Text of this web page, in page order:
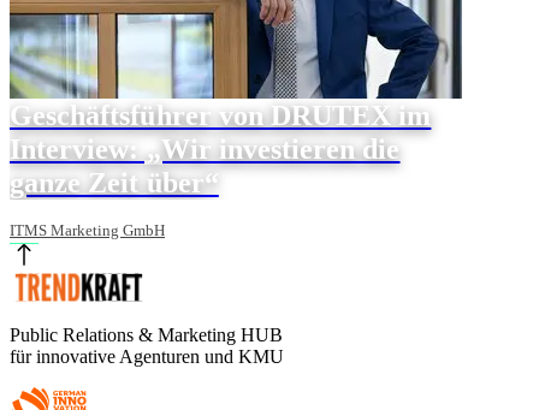
Geschäftsführer von DRUTEX im
Interview: „Wir investieren die
ganze Zeit über“
ITMS Marketing GmbH
Public Relations & Marketing HUB
für innovative Agenturen und KMU